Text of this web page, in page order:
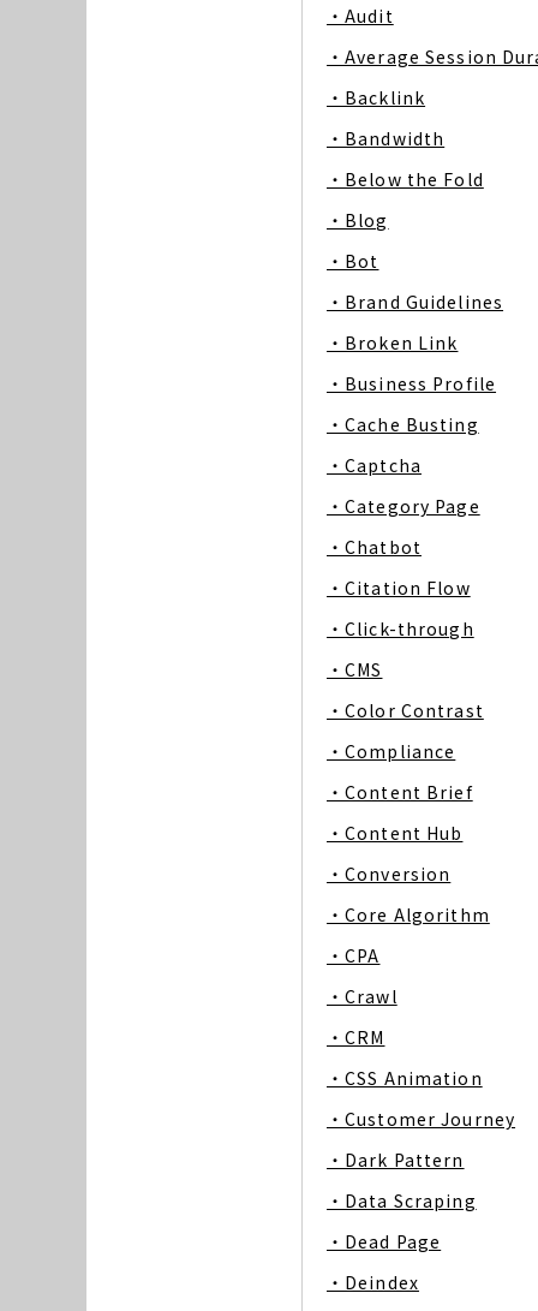
・Audit
・Average Session
・Backlink
・Bandwidth
・Below the Fold
・Blog
・Bot
・Brand Guidelines
・Broken Link
・Business Profile
・Cache Busting
・Captcha
・Category Page
・Chatbot
・Citation Flow
・Click-through
・CMS
・Color Contrast
・Compliance
・Content Brief
・Content Hub
・Conversion
・Core Algorithm
・CPA
・Crawl
・CRM
・CSS Animation
・Customer Journey
・Dark Pattern
・Data Scraping
・Dead Page
・Deindex